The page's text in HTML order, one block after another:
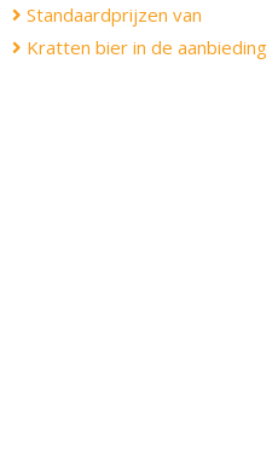
Standaardprijzen van
Kratten bier in de aanbieding